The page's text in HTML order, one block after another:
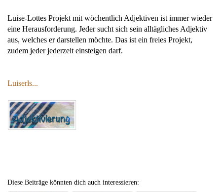
Luise-Lottes Projekt mit wöchentlich Adjektiven ist immer wieder
eine Herausforderung. Jeder sucht sich sein alltägliches Adjektiv
aus, welches er darstellen möchte. Das ist ein freies Projekt,
zudem jeder jederzeit einsteigen darf.
Luiserls...
Diese Beiträge könnten dich auch interessieren: